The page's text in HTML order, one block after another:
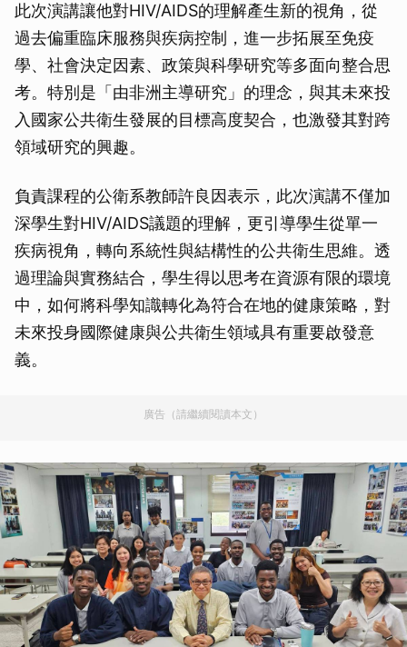
此次演講讓他對HIV/AIDS的理解產生新的視角，從
過去偏重臨床服務與疾病控制，進一步拓展至免疫
學、社會決定因素、政策與科學研究等多面向整合思
考。特別是「由非洲主導研究」的理念，與其未來投
入國家公共衛生發展的目標高度契合，也激發其對跨
領域研究的興趣。
負責課程的公衛系教師許良因表示，此次演講不僅加
深學生對HIV/AIDS議題的理解，更引導學生從單一
疾病視角，轉向系統性與結構性的公共衛生思維。透
過理論與實務結合，學生得以思考在資源有限的環境
中，如何將科學知識轉化為符合在地的健康策略，對
未來投身國際健康與公共衛生領域具有重要啟發意
義。
廣告（請繼續閱讀本文）